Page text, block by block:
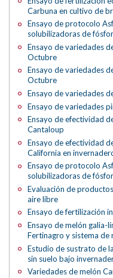
Carbuna en cultivo de
Ensayo de protocolo
solubilizadoras de
Ensayo de variedades
Octubre
Ensayo de variedades
Octubre
Ensayo de variedades
Ensayo de variedades
Ensayo de efectividad
Cantaloup
Ensayo de efectividad
California en
Ensayo de protocolo
solubilizadoras de
Evaluación de
aire libre
Ensayo de fertilización
Ensayo de melón galia-
Fertinagro y sistema de
Estudio de sustrato de
sin suelo bajo
Variedades de melón